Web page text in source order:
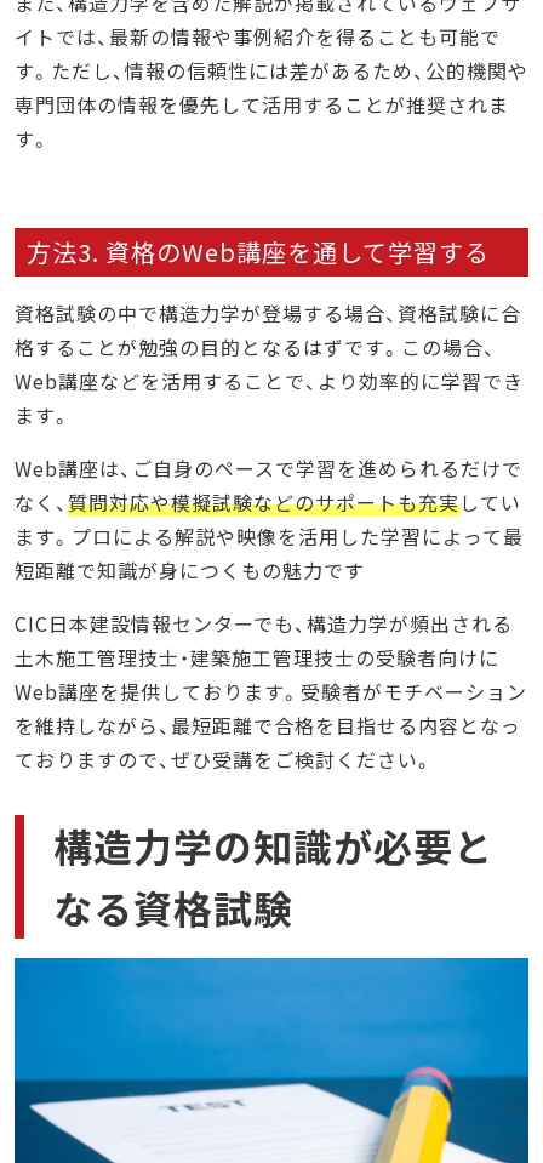
イトでは、最新の情報や事例紹介を得ることも可能で
す。ただし、情報の信頼性には差があるため、公的機関や
専門団体の情報を優先して活用することが推奨されま
す。
方法3. 資格のWeb講座を通して学習する
資格試験の中で構造力学が登場する場合、資格試験に合
格することが勉強の目的となるはずです。この場合、
Web講座などを活用することで、より効率的に学習でき
ます。
Web講座は、ご自身のペースで学習を進められるだけで
なく、質問対応や模擬試験などのサポートも充実してい
ます。プロによる解説や映像を活用した学習によって最
短距離で知識が身につくもの魅力です
CIC日本建設情報センターでも、構造力学が頻出される
土木施工管理技士・建築施工管理技士の受験者向けに
Web講座を提供しております。受験者がモチベーション
を維持しながら、最短距離で合格を目指せる内容となっ
ておりますので、ぜひ受講をご検討ください。
構造力学の知識が必要と
なる資格試験